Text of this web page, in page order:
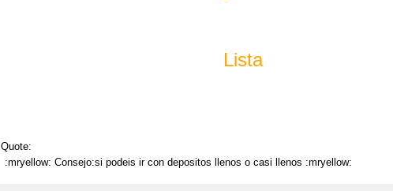
Lista
Quote:
:mryellow: Consejo:si podeis ir con depositos llenos o casi llenos :mryellow: